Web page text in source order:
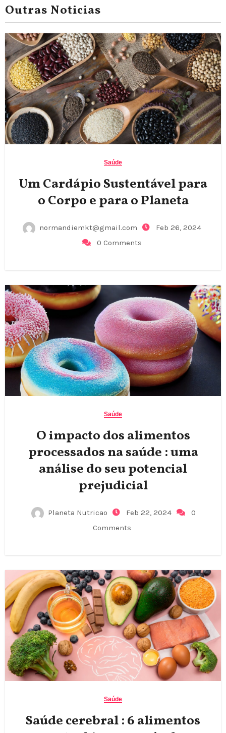
Outras Noticias
Saúde
Um Cardápio Sustentável para
o Corpo e para o Planeta
normandiemkt@gmail.com
Feb 26, 2024
0 Comments
Saúde
O impacto dos alimentos
processados na saúde : uma
análise do seu potencial
prejudicial
Planeta Nutricao Feb 22, 2024
0
Comments
Saúde
Saúde cerebral : 6 alimentos